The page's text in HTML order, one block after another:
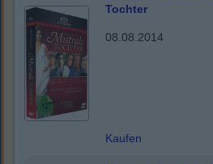
Tochter
08.08.2014
Kaufen